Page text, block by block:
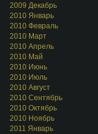
2009 Декабрь
2010 Январь
2010 Февраль
2010 Март
2010 Апрель
2010 Май
2010 Июнь
2010 Июль
2010 Август
2010 Сентябрь
2010 Октябрь
2010 Ноябрь
2011 Январь